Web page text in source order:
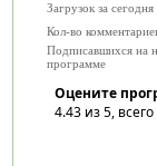
Загрузок за сегодня
Кол-во
Подписавшихся на
программе
Оцените
4.43из 5,